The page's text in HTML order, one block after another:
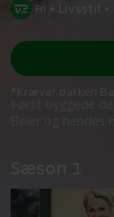
Først byggede
Beier og
*Kræver pakken